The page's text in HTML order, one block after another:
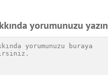
yorumunuzu yazın